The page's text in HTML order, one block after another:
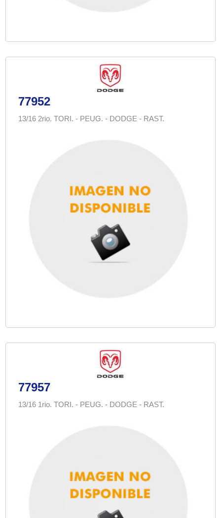
77952
13/16 2rio. TORI. - PEUG. - DODGE - RAST.
77957
13/16 1rio. TORI. - PEUG. - DODGE - RAST.